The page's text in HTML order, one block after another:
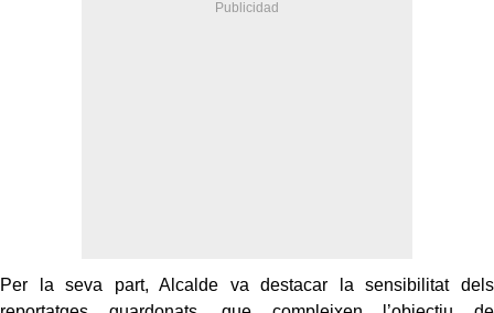
Per la seva part, Alcalde va destacar la sensibilitat dels